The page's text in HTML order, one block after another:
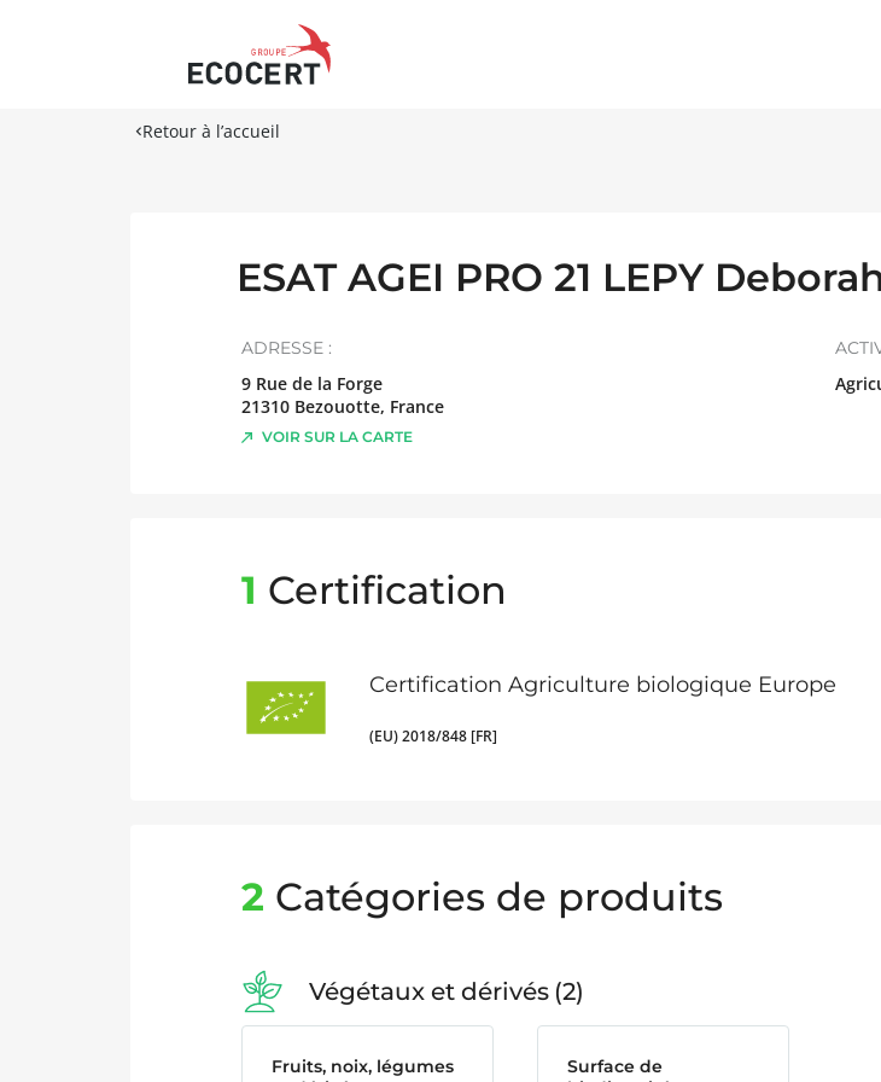
Retour à l’accueil
ESAT AGEI PRO 21 LEPY
ADRESSE :
9 Rue de la Forge
21310 Bezouotte, France
VOIR SUR LA CARTE
1 Certification
Certification Agriculture biologique Europe
(EU) 2018/848 [FR]
2 Catégories de produits
Végétaux et dérivés 2
Fruits, noix, légumes
Surface de